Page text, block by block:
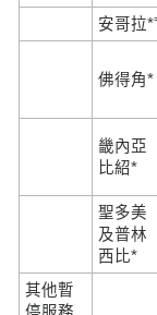
安哥拉*
佛得角*
畿內亞
比紹*
聖多美
及普林
西比*
其他暫
停服務